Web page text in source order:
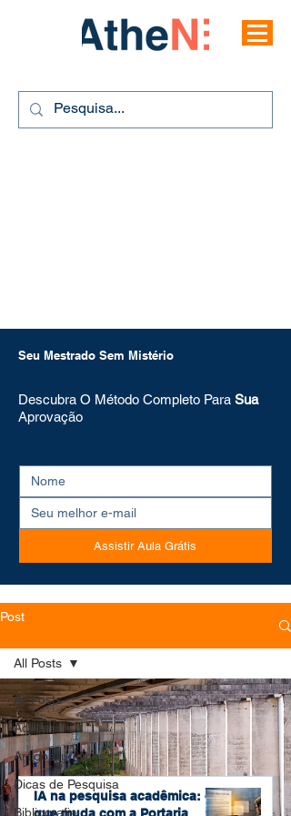
Seu Mestrado Sem Mistério
Descubra O Método Completo Para Sua
Aprovação
Assistir Aula Grátis
Post
All Posts
Academia
Artigos jurídicos
Dicas de Pesquisa
Bibliografia
All Posts
IA na pesquisa acadêmica: o